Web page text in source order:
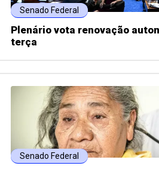
Senado Federal
Plenário vota renovação
terça
Senado Federal